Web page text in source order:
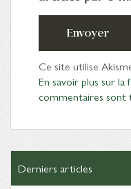
Envoyer
Ce site utilise
En savoir plus sur
commentaires sont
Derniers articles